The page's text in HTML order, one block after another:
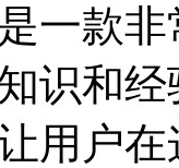
一款
识和
用户